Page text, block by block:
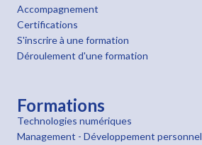
Accompagnement
Certifications
S'inscrire à une formation
Déroulement d'une formation
Formations
Technologies numériques
Management - Développement personnel